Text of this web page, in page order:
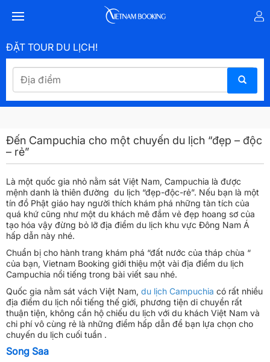
ĐẶT TOUR DU LỊCH!
Đến Campuchia cho một chuyến du lịch “đẹp – độc
– rẻ”
Là một quốc gia nhỏ nằm sát Việt Nam, Campuchia là được
mệnh danh là thiên đường du lịch “đẹp-độc-rẻ”. Nếu bạn là một
tín đồ Phật giáo hay người thích khám phá những tàn tích của
quá khứ cũng như một du khách mê đắm vẻ đẹp hoang sơ của
tạo hóa vậy đừng bỏ lỡ địa điểm du lịch khu vực Đông Nam Á
hấp dẫn này nhé.
Chuẩn bị cho hành trang khám phá “đất nước của tháp chùa “
của bạn, Vietnam Booking giới thiệu một vài địa điểm du lịch
Campuchia nổi tiếng trong bài viết sau nhé.
Quốc gia nằm sát vách Việt Nam, du lịch Campuchia có rất nhiều
địa điểm du lịch nổi tiếng thế giới, phương tiện di chuyển rất
thuận tiện, không cần hộ chiếu du lịch với du khách Việt Nam và
chi phí vô cùng rẻ là những điểm hấp dẫn để bạn lựa chọn cho
chuyến du lịch cuối tuần .
Song Saa